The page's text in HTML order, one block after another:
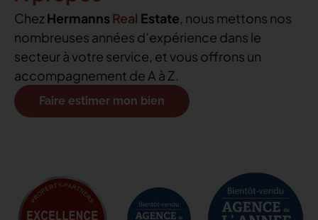
ChezHermannsReal Estate, nous mettons nos
nombreuses années d’expérience dans le
secteur à votre service, et vous offrons un
accompagnement de A à Z.
Faire estimer mon bien